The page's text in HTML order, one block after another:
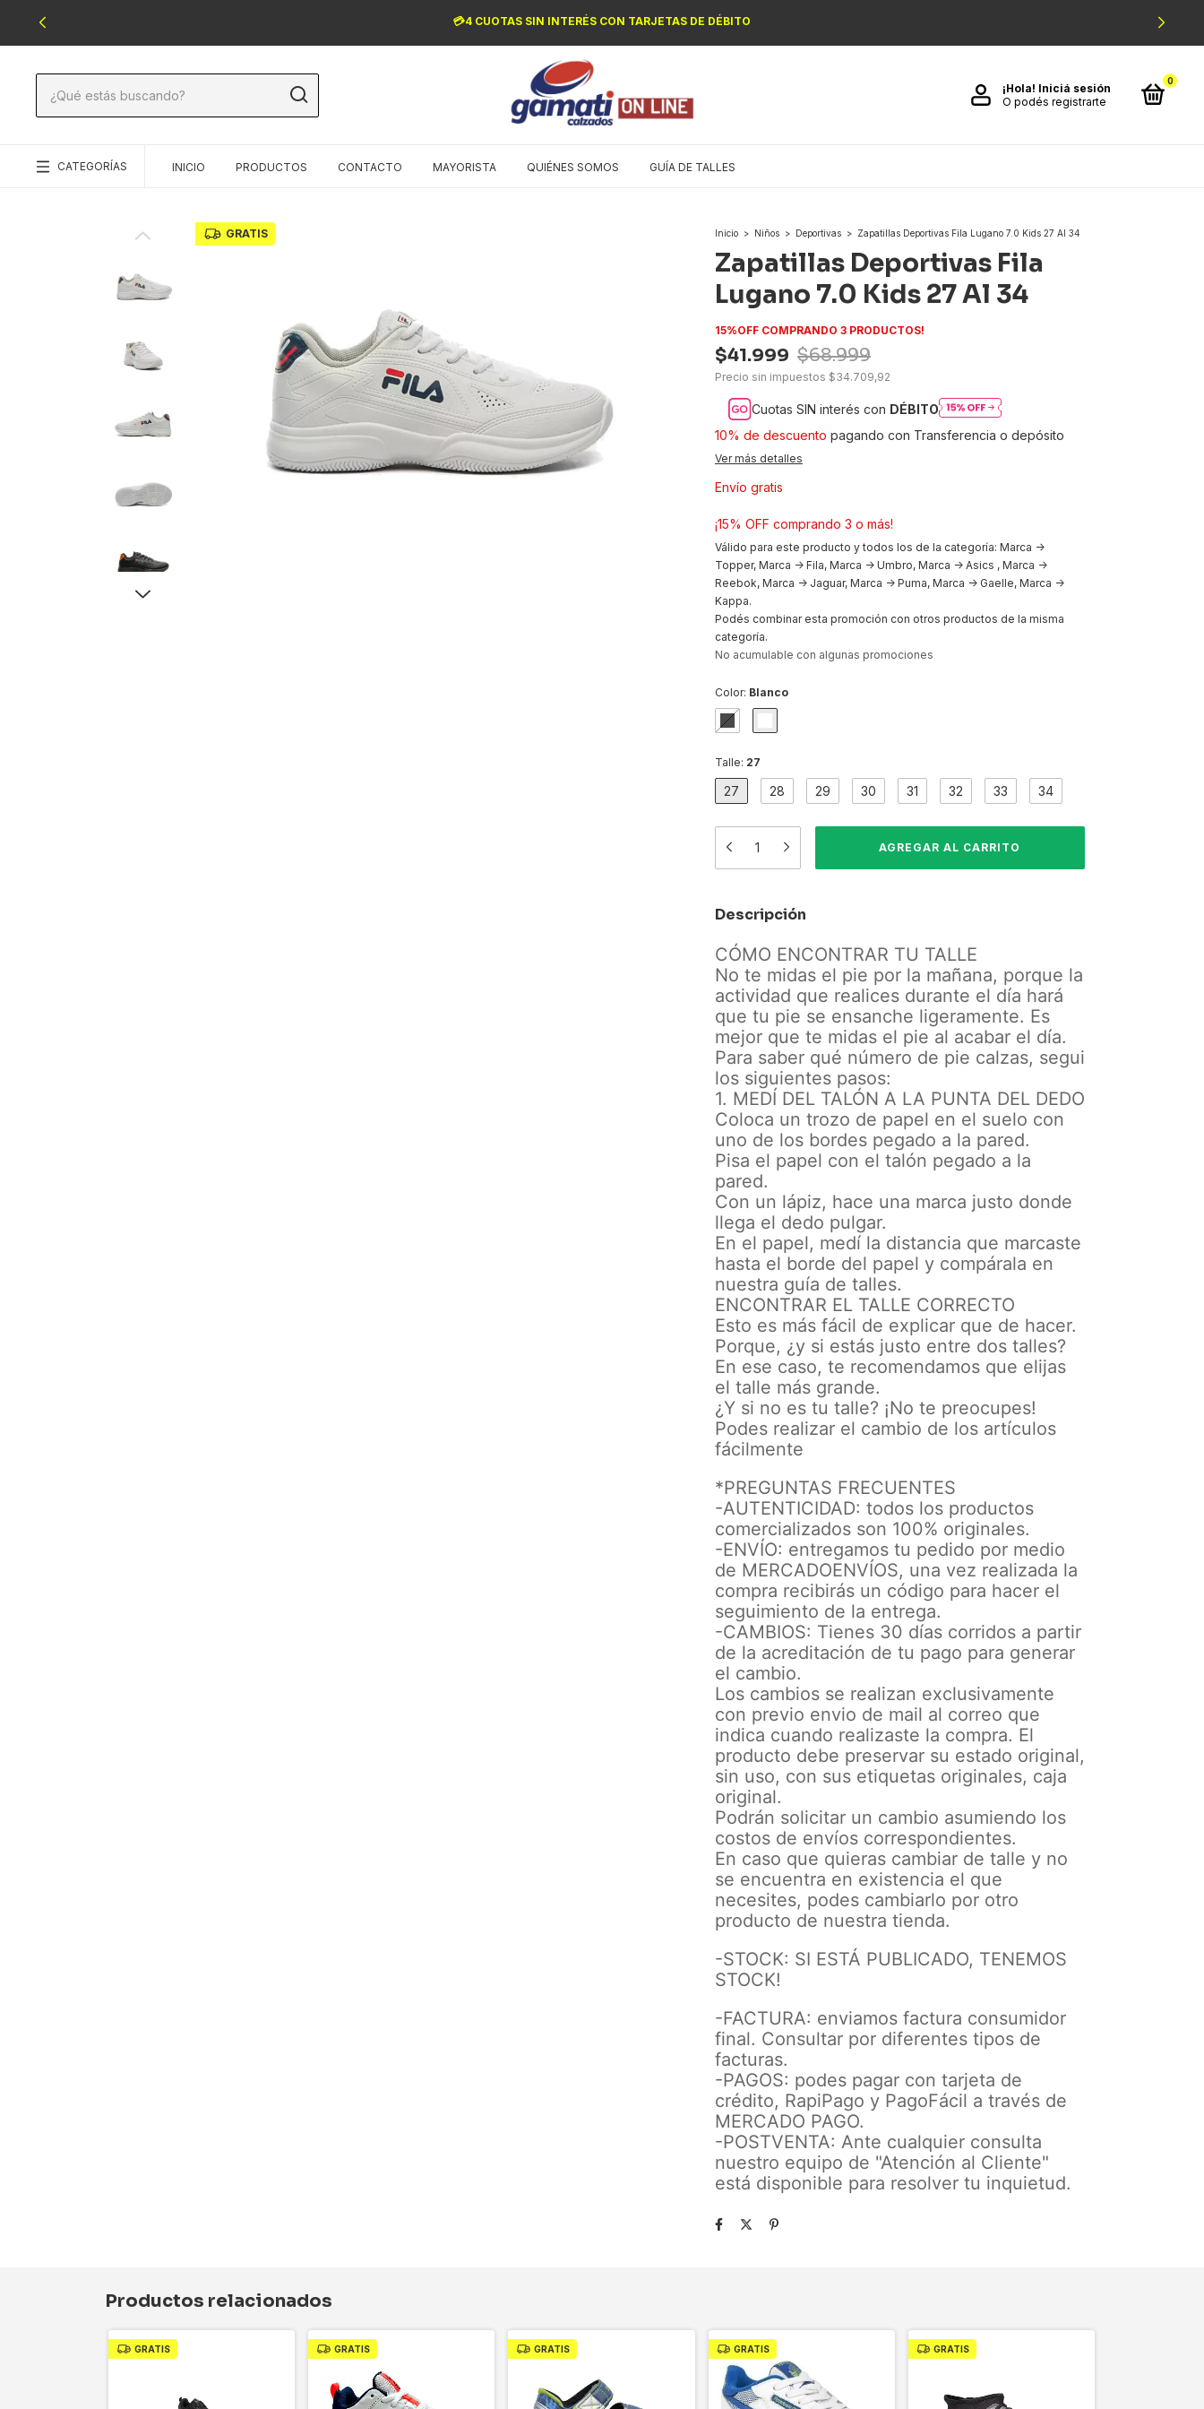
💳4 CUOTAS SIN INTERÉS CON TARJETAS DE DÉBITO
¡Hola! Iniciá sesión
O podés registrarte
0
CATEGORÍAS INICIO PRODUCTOS CONTACTO MAYORISTA QUIÉNES SOMOS GUÍA DE TALLES
GRATIS Inicio > Niños > Deportivas > Zapatillas Deportivas Fila Lugano 7.0 Kids 27 Al 34
Zapatillas Deportivas Fila
Lugano 7.0 Kids 27 Al 34
15%OFF COMPRANDO 3 PRODUCTOS!
$41.999 $68.999
Precio sin impuestos $34.709,92
Cuotas SIN interés con DÉBITO
10% de descuento pagando con Transferencia o depósito
Ver más detalles
Envío gratis
¡15% OFF comprando 3 o más!
Válido para este producto y todos los de la categoría: Marca ->
Topper, Marca -> Fila, Marca -> Umbro, Marca -> Asics , Marca ->
Reebok, Marca -> Jaguar, Marca -> Puma, Marca -> Gaelle, Marca ->
Kappa.
Podés combinar esta promoción con otros productos de la misma
categoría.
No acumulable con algunas promociones
Color: Blanco
Talle: 27
27 28 29 30 31 32 33 34
Descripción
CÓMO ENCONTRAR TU TALLE
No te midas el pie por la mañana, porque la
actividad que realices durante el día hará
que tu pie se ensanche ligeramente. Es
mejor que te midas el pie al acabar el día.
Para saber qué número de pie calzas, segui
los siguientes pasos:
1. MEDÍ DEL TALÓN A LA PUNTA DEL DEDO
Coloca un trozo de papel en el suelo con
uno de los bordes pegado a la pared.
Pisa el papel con el talón pegado a la
pared.
Con un lápiz, hace una marca justo donde
llega el dedo pulgar.
En el papel, medí la distancia que marcaste
hasta el borde del papel y compárala en
nuestra guía de talles.
ENCONTRAR EL TALLE CORRECTO
Esto es más fácil de explicar que de hacer.
Porque, ¿y si estás justo entre dos talles?
En ese caso, te recomendamos que elijas
el talle más grande.
¿Y si no es tu talle? ¡No te preocupes!
Podes realizar el cambio de los artículos
fácilmente
*PREGUNTAS FRECUENTES
-AUTENTICIDAD: todos los productos
comercializados son 100% originales.
-ENVÍO: entregamos tu pedido por medio
de MERCADOENVÍOS, una vez realizada la
compra recibirás un código para hacer el
seguimiento de la entrega.
-CAMBIOS: Tienes 30 días corridos a partir
de la acreditación de tu pago para generar
el cambio.
Los cambios se realizan exclusivamente
con previo envio de mail al correo que
indica cuando realizaste la compra. El
producto debe preservar su estado original,
sin uso, con sus etiquetas originales, caja
original.
Podrán solicitar un cambio asumiendo los
costos de envíos correspondientes.
En caso que quieras cambiar de talle y no
se encuentra en existencia el que
necesites, podes cambiarlo por otro
producto de nuestra tienda.
-STOCK: SI ESTÁ PUBLICADO, TENEMOS
STOCK!
-FACTURA: enviamos factura consumidor
final. Consultar por diferentes tipos de
facturas.
-PAGOS: podes pagar con tarjeta de
crédito, RapiPago y PagoFácil a través de
MERCADO PAGO.
-POSTVENTA: Ante cualquier consulta
nuestro equipo de "Atención al Cliente"
está disponible para resolver tu inquietud.
Productos relacionados
GRATIS GRATIS GRATIS GRATIS GRATIS